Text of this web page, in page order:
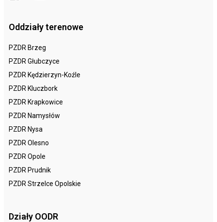
Oddziały terenowe
PZDR Brzeg
PZDR Głubczyce
PZDR Kędzierzyn-Koźle
PZDR Kluczbork
PZDR Krapkowice
PZDR Namysłów
PZDR Nysa
PZDR Olesno
PZDR Opole
PZDR Prudnik
PZDR Strzelce Opolskie
Działy OODR